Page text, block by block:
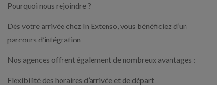
Pourquoi nous rejoindre ?
Dès votre arrivée chez In Extenso, vous bénéficiez d’un
parcours d’intégration.
Nos agences offrent également de nombreux avantages :
Flexibilité des horaires d’arrivée et de départ,